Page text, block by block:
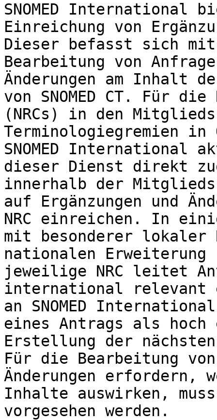
SNOMED
Einreichung von
Dieser befasst sich mit
Bearbeitung von
Änderungen am Inhalt
von SNOMED CT. Für
(NRCs) in den
Terminologiegremien
SNOMED International
dieser Dienst direkt
innerhalb der
auf Ergänzungen und
NRC einreichen. In
mit besonderer lokaler
nationalen Erweiterung
jeweilige NRC leitet
international relevant
an SNOMED
eines Antrags als
Erstellung der
Für die Bearbeitung
Änderungen erfordern,
Inhalte auswirken,
vorgesehen werden.